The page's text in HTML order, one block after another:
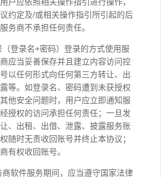
约定及/或相关操作指引所引起的后
务商不承担任何责任。
登录名+密码）登录的方式使用服
应当妥善保存并且建立内容访问控
以任何形式向任何第三方转让、出
等。如登录名、密码遭到未获授权
他安全问题时，用户应立即通知服
授权的访问承担任何责任；一旦发
、出租、出借、泄露、披露服务账
随时无责收回账号并终止本协议；
有权收回账号。
软件服务期间，应当遵守国家法律